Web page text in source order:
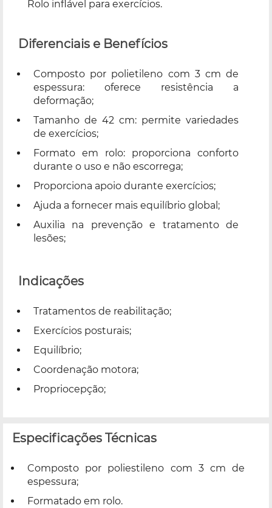
Rolo inflável para exercícios.
Diferenciais e Benefícios
Composto por polietileno com 3 cm de
espessura: oferece resistência a
deformação;
Tamanho de 42 cm: permite variedades
de exercícios;
Formato em rolo: proporciona conforto
durante o uso e não escorrega;
Proporciona apoio durante exercícios;
Ajuda a fornecer mais equilíbrio global;
Auxilia na prevenção e tratamento de
lesões;
Indicações
Tratamentos de reabilitação;
Exercícios posturais;
Equilíbrio;
Coordenação motora;
Propriocepção;
Especificações Técnicas
Composto por poliestileno com 3 cm de
espessura;
Formatado em rolo.